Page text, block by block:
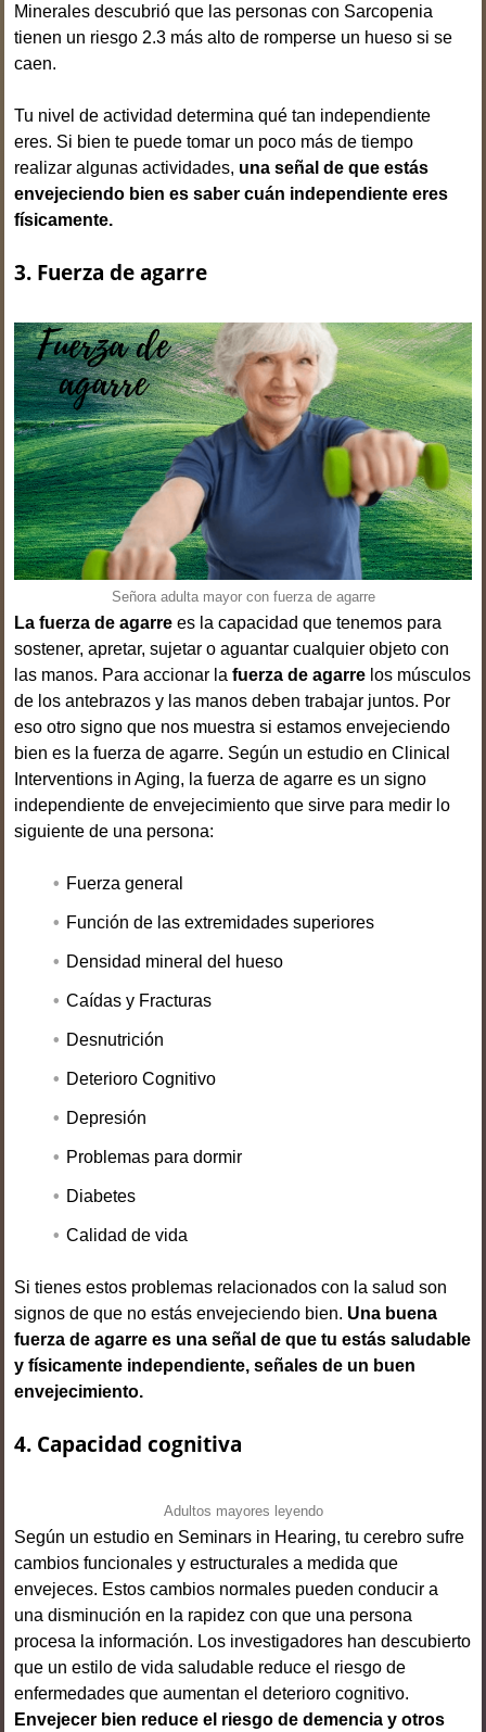
Minerales descubrió que las personas con Sarcopenia
tienen un riesgo 2.3 más alto de romperse un hueso si se
caen.
Tu nivel de actividad determina qué tan independiente
eres. Si bien te puede tomar un poco más de tiempo
realizar algunas actividades, una señal de que estás
envejeciendo bien es saber cuán independiente eres
físicamente.
3. Fuerza de agarre
Señora adulta mayor con fuerza de agarre
La fuerza de agarre es la capacidad que tenemos para
sostener, apretar, sujetar o aguantar cualquier objeto con
las manos. Para accionar lafuerza de agarre los músculos
de los antebrazos y las manos deben trabajar juntos. Por
eso otro signo que nos muestra si estamos envejeciendo
bien es la fuerza de agarre. Según un estudio en Clinical
Interventions in Aging, la fuerza de agarre es un signo
independiente de envejecimiento que sirve para medir lo
siguiente de una persona:
Fuerza general
Función de las extremidades superiores
Densidad mineral del hueso
Caídas y Fracturas
Desnutrición
Deterioro Cognitivo
Depresión
Problemas para dormir
Diabetes
Calidad de vida
Si tienes estos problemas relacionados con la salud son
signos de que no estás envejeciendo bien. Una buena
fuerza de agarre es una señal de que tu estás saludable
y físicamente independiente, señales de un buen
envejecimiento.
4. Capacidad cognitiva
Adultos mayores leyendo
Según un estudio en Seminars in Hearing, tu cerebro sufre
cambios funcionales y estructurales a medida que
envejeces. Estos cambios normales pueden conducir a
una disminución en la rapidez con que una persona
procesa la información. Los investigadores han descubierto
que un estilo de vida saludable reduce el riesgo de
enfermedades que aumentan el deterioro cognitivo.
Envejecer bien reduce el riesgo de demencia y otros